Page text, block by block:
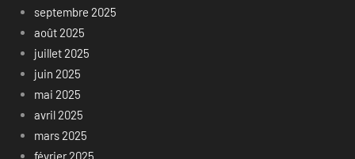
septembre 2025
août 2025
juillet 2025
juin 2025
mai 2025
avril 2025
mars 2025
février 2025